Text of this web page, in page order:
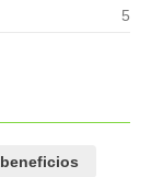
5
beneficios